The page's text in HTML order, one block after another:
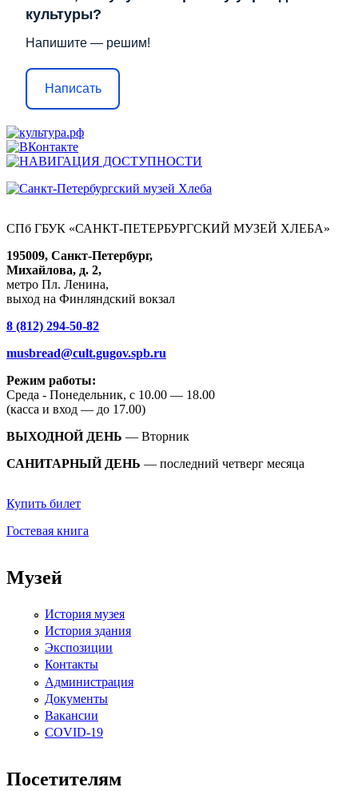
культуры?
Напишите — решим!
Написать
СПб ГБУК «САНКТ-ПЕТЕРБУРГСКИЙ МУЗЕЙ ХЛЕБА»
195009, Санкт-Петербург,
Михайлова, д. 2,
метро Пл. Ленина,
выход на Финляндский вокзал
8 (812) 294-50-82
musbread@cult.gugov.spb.ru
Режим работы:
Среда - Понедельник, с 10.00 — 18.00
(касса и вход — до 17.00)
ВЫХОДНОЙ ДЕНЬ — Вторник
САНИТАРНЫЙ ДЕНЬ — последний четверг месяца
Купить билет
Гостевая книга
Музей
История музея
История здания
Экспозиции
Контакты
Администрация
Документы
Вакансии
COVID-19
Посетителям